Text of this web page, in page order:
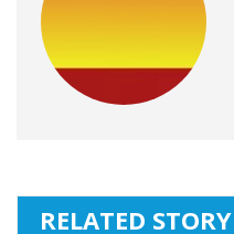
RELATED STORY